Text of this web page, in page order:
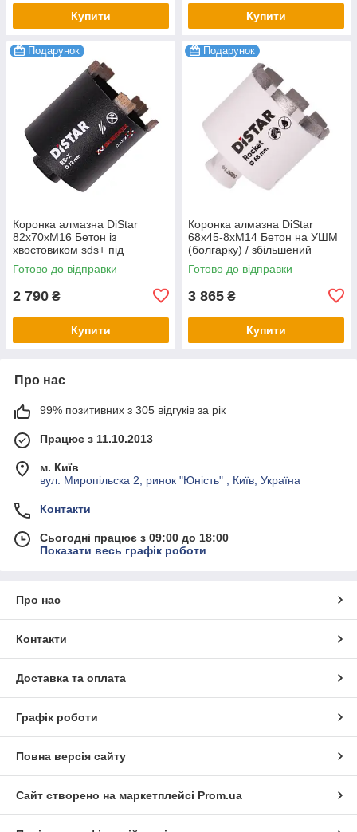
Купити Купити
Подарунок
Коронка алмазна DiStar
82x70хМ16 Бетон із
хвостовиком sds+ під
свердло
Готово до відправки
2 790 ₴
Купити
Подарунок
Коронка алмазна DiStar
68х45-8хM14 Бетон на УШМ
(болгарку) / збільшений
ресурс 300+ отворів
Готово до відправки
3 865 ₴
Купити
Про нас
99% позитивних з 305 відгуків за рік
Працює з 11.10.2013
м. Київ
вул. Миропільска 2, ринок "Юність" , Київ, Україна
Контакти
Сьогодні працює з 09:00 до 18:00
Показати весь графік роботи
Про нас
Контакти
Доставка та оплата
Графік роботи
Повна версія сайту
Сайт створено на маркетплейсі Prom.ua